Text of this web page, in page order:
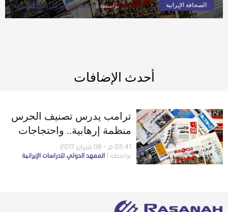
الصحافة الإيرانية بواسطة المعهد الدولي للدراسات الإيرانية
أحدث الإضافات
ترامب يدرس تصنيف الحرس
منظمة إرهابية.. واحتجاجات
عمالية في 8 مدن إيرانية
03:41 م - 08 فبراير 2017
بواسطة المعهد الدولي للدراسات الإيرانية